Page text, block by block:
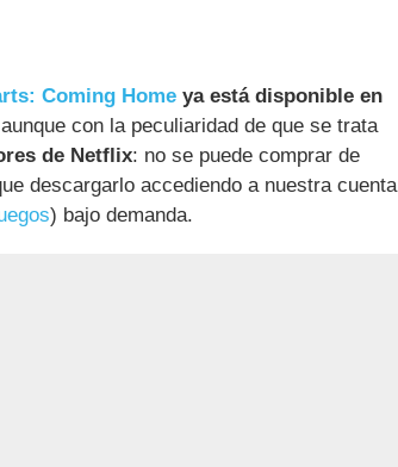
Coming Home ya está disponible en
con la peculiaridad de que se trata
de Netflix: no se puede comprar de
descargarlo accediendo a nuestra cuenta
) bajo demanda.